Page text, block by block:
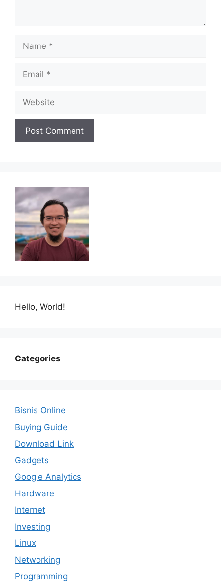
Name
Email
Website
Hello, World!
Categories
Bisnis Online
Buying Guide
Download Link
Gadgets
Google Analytics
Hardware
Internet
Investing
Linux
Networking
Programming